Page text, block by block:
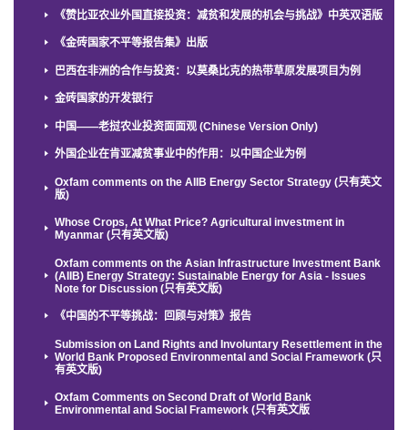
《赞比亚农业外国直接投资：减贫和发展的机会与挑战》中英双语版
《金砖国家不平等报告集》出版
巴西在非洲的合作与投资：以莫桑比克的热带草原发展项目为例
金砖国家的开发银行
中国——老挝农业投资面面观 (Chinese Version Only)
外国企业在肯亚减贫事业中的作用：以中国企业为例
Oxfam comments on the AIIB Energy Sector Strategy (只有英文
版)
Whose Crops, At What Price? Agricultural investment in
Myanmar (只有英文版)
Oxfam comments on the Asian Infrastructure Investment Bank
(AIIB) Energy Strategy: Sustainable Energy for Asia - Issues
Note for Discussion (只有英文版)
《中国的不平等挑战：回顾与对策》报告
Submission on Land Rights and Involuntary Resettlement in the
World Bank Proposed Environmental and Social Framework (只
有英文版)
Oxfam Comments on Second Draft of World Bank
Environmental and Social Framework (只有英文版